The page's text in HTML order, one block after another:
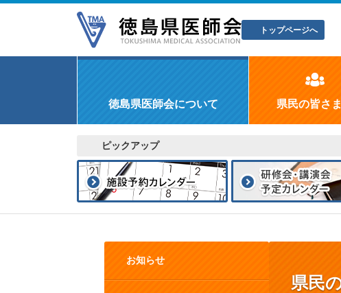
トップページへ
徳島県医師会について 県民の皆さ
ピックアップ
県民
お知らせ